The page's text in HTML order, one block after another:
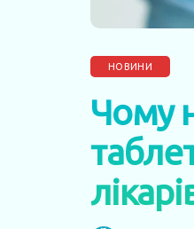
НОВИНИ
Чому